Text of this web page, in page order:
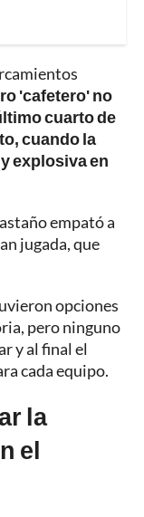
'cafetero' no
cuarto de
cuando la
explosiva en
empató a
jugada, que
opciones
pero ninguno
y al final el
cada equipo.
la
el